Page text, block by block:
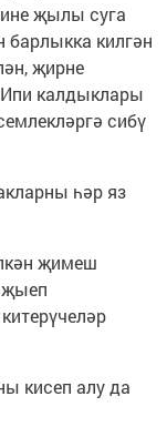
җылы суга
барлыкка килгән
җирне
калдыклары
сибү
һәр яз
җимеш
кисеп алу да